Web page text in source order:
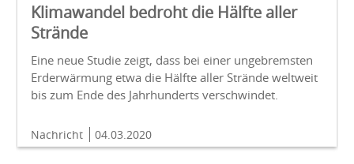
Klimawandel bedroht die Hälfte aller
Strände
Eine neue Studie zeigt, dass bei einer ungebremsten
Erderwärmung etwa die Hälfte aller Strände weltweit
bis zum Ende des Jahrhunderts verschwindet.
Nachricht 04.03.2020